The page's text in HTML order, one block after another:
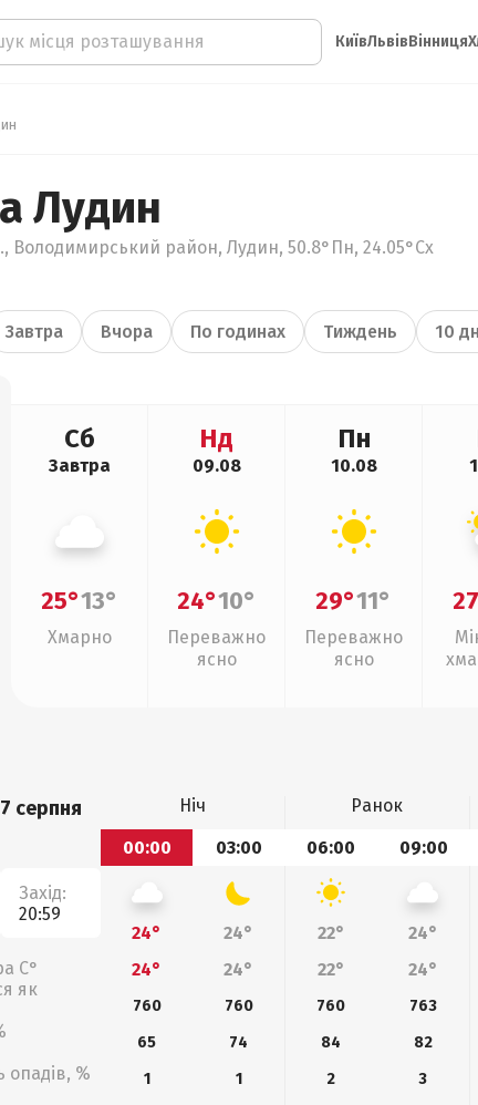
КиївЛьвівВінниця
Лудин
Володимирський район, Лудин, 50.8°Пн, 24.05°Сх
Завтра Вчора По годинах Тиждень 10
Сб
Завтра
25°13°
Хмарно
Нд
09.08
24°10°
Переважно
ясно
Пн
10.08
29°11°
Переважно
ясно
серпня
Захід:
20:59
С°
як
опадів, %
Ніч Ранок
00:00
03:00 06:00 09:00
24° 24° 22° 24°
24°
24° 22° 24°
760 760 760 763
65
74 84 82
1
1 2 3